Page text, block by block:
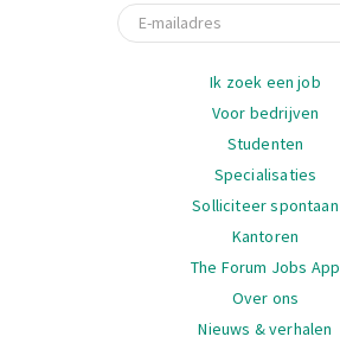
E-mail
Ik zoek een job
Voor bedrijven
Studenten
Specialisaties
Solliciteer spontaan
Kantoren
The Forum Jobs App
Over ons
Nieuws & verhalen